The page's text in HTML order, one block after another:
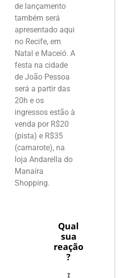
de lançamento
também será
apresentado aqui
no Recife, em
Natal e Maceió. A
festa na cidade
de João Pessoa
será a partir das
20h e os
ingressos estão à
venda por R$20
(pista) e R$35
(camarote), na
loja Andarella do
Manaíra
Shopping.
Qual
sua
reação
?
1
7